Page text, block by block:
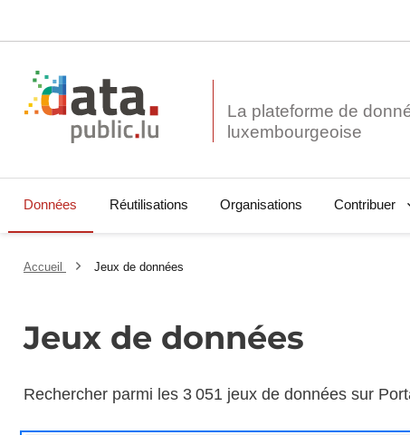
La plateforme de
Données Réutilisations Organisations Contribuer
Accueil Jeux de données
Jeux de données
Rechercher parmi les 3 051 jeux de données sur